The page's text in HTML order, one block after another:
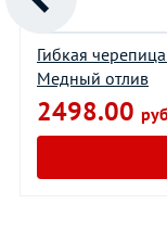
Гибкая
Медный отлив
2498.00